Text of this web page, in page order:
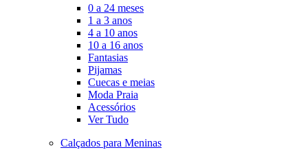
0 a 24 meses
1 a 3 anos
4 a 10 anos
10 a 16 anos
Fantasias
Pijamas
Cuecas e meias
Moda Praia
Acessórios
Ver Tudo
Calçados para Meninas